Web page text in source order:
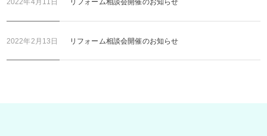
2022年4月11日 リフォーム相談会開催のお知らせ
2022年2月13日 リフォーム相談会開催のお知らせ